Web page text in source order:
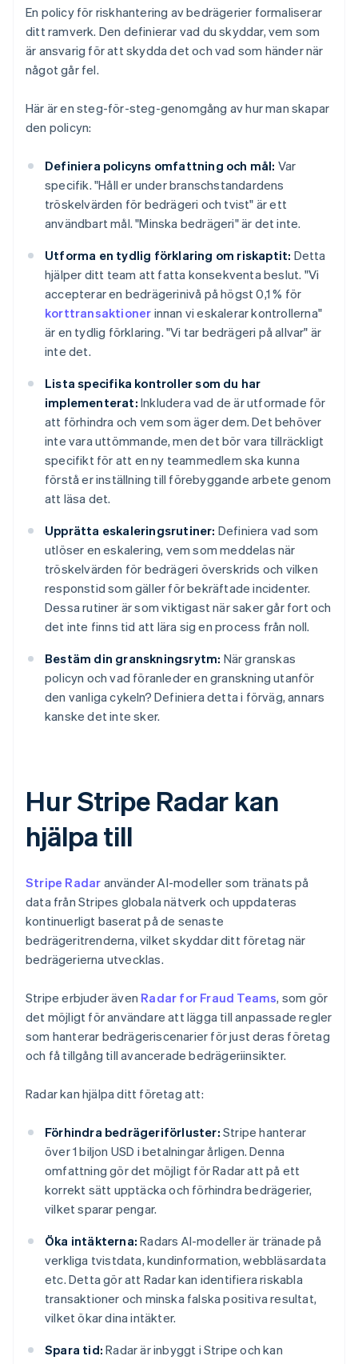
En policy för riskhantering av bedrägerier formaliserar
ditt ramverk. Den definierar vad du skyddar, vem som
är ansvarig för att skydda det och vad som händer när
något går fel.
Här är en steg-för-steg-genomgång av hur man skapar
den policyn:
Definiera policyns omfattning och mål: Var
specifik. "Håll er under branschstandardens
tröskelvärden för bedrägeri och tvist" är ett
användbart mål. "Minska bedrägeri" är det inte.
Utforma en tydlig förklaring om riskaptit: Detta
hjälper ditt team att fatta konsekventa beslut. "Vi
accepterar en bedrägerinivå på högst 0,1 % för
korttransaktioner innan vi eskalerar kontrollerna"
är en tydlig förklaring. "Vi tar bedrägeri på allvar" är
inte det.
Lista specifika kontroller som du har
implementerat: Inkludera vad de är utformade för
att förhindra och vem som äger dem. Det behöver
inte vara uttömmande, men det bör vara tillräckligt
specifikt för att en ny teammedlem ska kunna
förstå er inställning till förebyggande arbete genom
att läsa det.
Upprätta eskaleringsrutiner: Definiera vad som
utlöser en eskalering, vem som meddelas när
tröskelvärden för bedrägeri överskrids och vilken
responstid som gäller för bekräftade incidenter.
Dessa rutiner är som viktigast när saker går fort och
det inte finns tid att lära sig en process från noll.
Bestäm din granskningsrytm: När granskas
policyn och vad föranleder en granskning utanför
den vanliga cykeln? Definiera detta i förväg, annars
kanske det inte sker.
Hur Stripe Radar kan
hjälpa till
Stripe Radar använder AI-modeller som tränats på
data från Stripes globala nätverk och uppdateras
kontinuerligt baserat på de senaste
bedrägeritrenderna, vilket skyddar ditt företag när
bedrägerierna utvecklas.
Stripe erbjuder även Radar for Fraud Teams, som gör
det möjligt för användare att lägga till anpassade regler
som hanterar bedrägeriscenarier för just deras företag
och få tillgång till avancerade bedrägeriinsikter.
Radar kan hjälpa ditt företag att:
Förhindra bedrägeriförluster: Stripe hanterar
över 1 biljon USD i betalningar årligen. Denna
omfattning gör det möjligt för Radar att på ett
korrekt sätt upptäcka och förhindra bedrägerier,
vilket sparar pengar.
Öka intäkterna: Radars AI-modeller är tränade på
verkliga tvistdata, kundinformation, webbläsardata
etc. Detta gör att Radar kan identifiera riskabla
transaktioner och minska falska positiva resultat,
vilket ökar dina intäkter.
Spara tid: Radar är inbyggt i Stripe och kan